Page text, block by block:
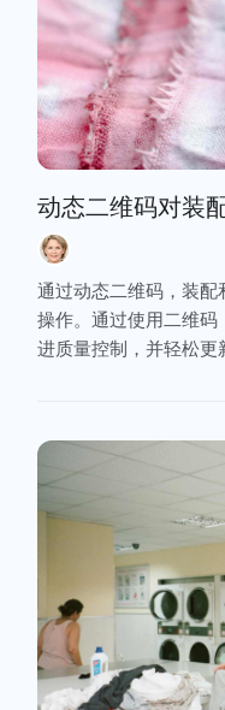
动态二维码对装
通过动态二维码，装
操作。通过使用二维
进质量控制，并轻松更